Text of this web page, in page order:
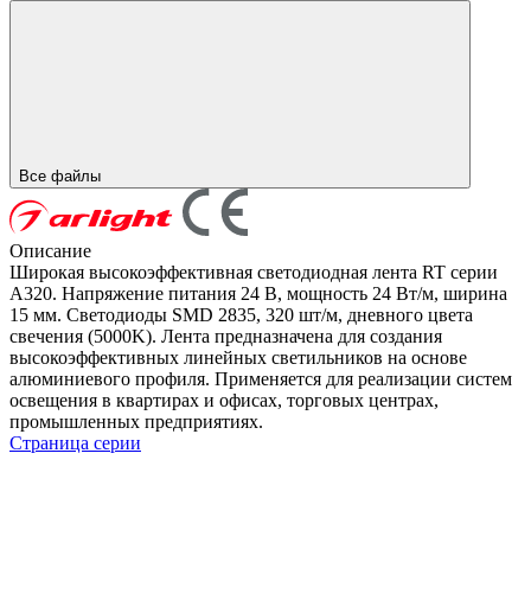
Все файлы
Описание
Широкая высокоэффективная светодиодная лента RT серии
A320. Напряжение питания 24 В, мощность 24 Вт/м, ширина
15 мм. Светодиоды SMD 2835, 320 шт/м, дневного цвета
свечения (5000K). Лента предназначена для создания
высокоэффективных линейных светильников на основе
алюминиевого профиля. Применяется для реализации систем
освещения в квартирах и офисах, торговых центрах,
промышленных предприятиях.
Страница серии